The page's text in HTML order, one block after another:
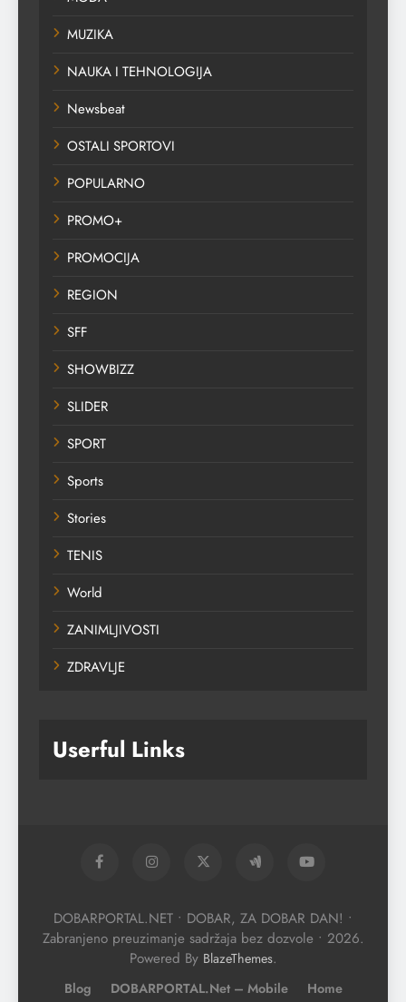
MUZIKA
NAUKA I TEHNOLOGIJA
Newsbeat
OSTALI SPORTOVI
POPULARNO
PROMO+
PROMOCIJA
REGION
SFF
SHOWBIZZ
SLIDER
SPORT
Sports
Stories
TENIS
World
ZANIMLJIVOSTI
ZDRAVLJE
Userful Links
DOBARPORTAL.NET • DOBAR, ZA DOBAR DAN! •
Zabranjeno preuzimanje sadržaja bez dozvole • 2026.
Powered By BlazeThemes.
Blog DOBARPORTAL.net – Mobile
Home